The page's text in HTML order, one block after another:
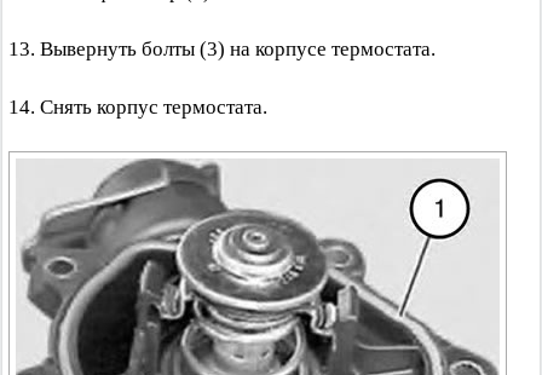
13. Вывернуть болты (3) на корпусе термостата.
14. Снять корпус термостата.